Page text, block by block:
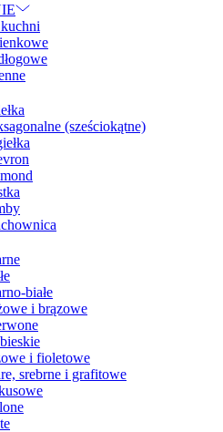
(sześciokątne)
białe
i brązowe
i fioletowe
srebrne i grafitowe